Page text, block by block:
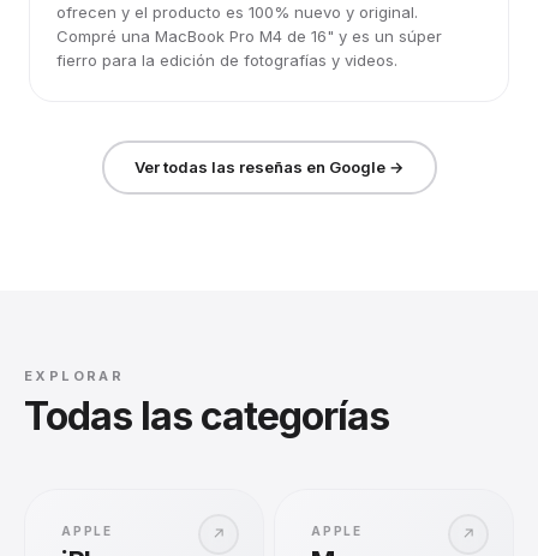
ofrecen y el producto es 100% nuevo y original.
Compré una MacBook Pro M4 de 16" y es un súper
fierro para la edición de fotografías y videos.
Ver todas las reseñas en Google →
EXPLORAR
Todas las categorías
↗
APPLE ↗
APPLE